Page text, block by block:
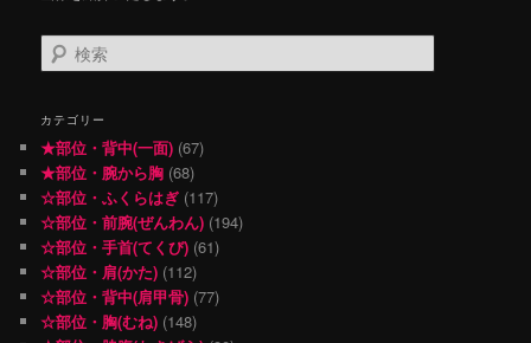
検
索
カテゴリー
★部位・背中(一面) (67)
★部位・腕から胸 (68)
☆部位・ふくらはぎ (117)
☆部位・前腕(ぜんわん) (194)
☆部位・手首(てくび) (61)
☆部位・肩(かた) (112)
☆部位・背中(肩甲骨) (77)
☆部位・胸(むね) (148)